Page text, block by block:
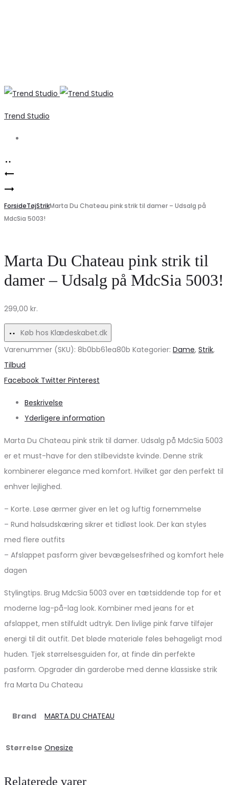
Trend Studio
Product
navigation
jakke
VISIMBA
VILA
VIZAFINA
Cardigan
og
tidløs
kvinder
ForsideTøjStrikMarta Du Chateau pink strik til damer – Udsalg på
MdcSia 5003!
Marta Du Chateau pink strik til
damer – Udsalg på MdcSia 5003!
299,00 kr.
Køb hos Klædeskabet.dk
Varenummer (SKU): 8b0bb61ea80b Kategorier: Dame, Strik,
Tilbud
Share
Facebook Twitter Pinterest
Beskrivelse
Yderligere information
Marta Du Chateau pink strik til damer. Udsalg på MdcSia 5003
er et must-have for den stilbevidste kvinde. Denne strik
kombinerer elegance med komfort. Hvilket gør den perfekt til
enhver lejlighed.
– Korte. Løse ærmer giver en let og luftig fornemmelse
– Rund halsudskæring sikrer et tidløst look. Der kan styles
med flere outfits
– Afslappet pasform giver bevægelsesfrihed og komfort hele
dagen
Stylingtips. Brug MdcSia 5003 over en tætsiddende top for et
moderne lag-på-lag look. Kombiner med jeans for et
afslappet, men stilfuldt udtryk. Den livlige pink farve tilføjer
energi til dit outfit. Det bløde materiale føles behageligt mod
huden. Tjek størrelsesguiden for, at finde din perfekte
pasform. Opgrader din garderobe med denne klassiske strik
fra Marta Du Chateau
Brand MARTA DU CHATEAU
Størrelse Onesize
Relaterede varer